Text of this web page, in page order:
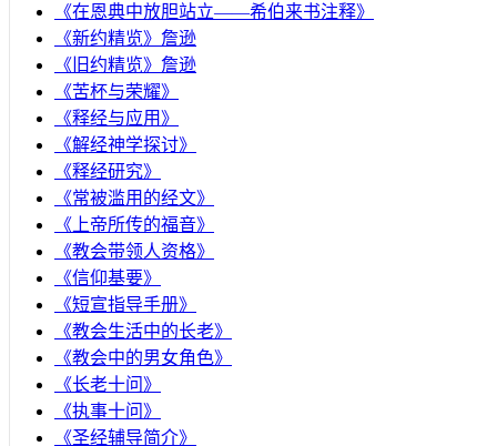
《在恩典中放胆站立——希伯来书注释》
《新约精览》詹逊
《旧约精览》詹逊
《苦杯与荣耀》
《释经与应用》
《解经神学探讨》
《释经研究》
《常被滥用的经文》
《上帝所传的福音》
《教会带领人资格》
《信仰基要》
《短宣指导手册》
《教会生活中的长老》
《教会中的男女角色》
《长老十问》
《执事十问》
《圣经辅导简介》